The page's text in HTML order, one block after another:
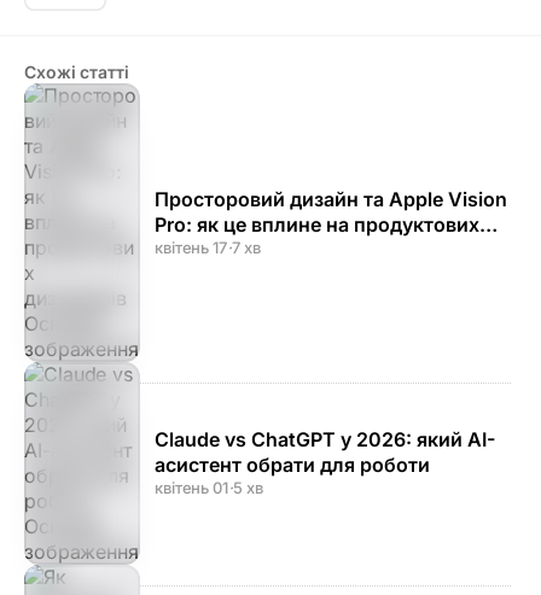
Схожі статті
Просторовий дизайн та Apple Vision
Pro: як це вплине на продуктових
дизайнерів
квітень 17·7 хв
Claude vs ChatGPT у 2026: який AI-
асистент обрати для роботи
квітень 01·5 хв